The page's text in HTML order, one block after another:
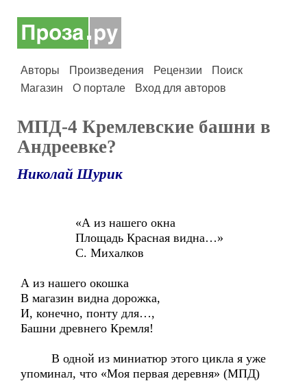
Авторы Произведения Рецензии
Поиск
Магазин
О портале Вход для авторов
МПД-4 Кремлевские башни в
Андреевке?
Николай Шурик
«А из нашего окна
Площадь Красная видна…»
С. Михалков
А из нашего окошка
В магазин видна дорожка,
И, конечно, понту для…,
Башни древнего Кремля!
В одной из миниатюр этого цикла я уже
упоминал, что «Моя первая деревня» (МПД)